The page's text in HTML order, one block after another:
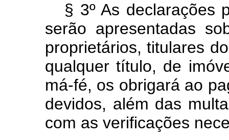
§ 3º As declarações
serão apresentadas
proprietários, titulares
qualquer título, de
má-fé, os obrigará ao
devidos, além das
com as verificações